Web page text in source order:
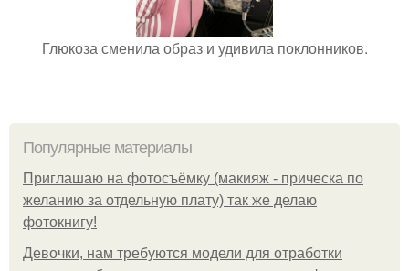
Глюкоза сменила образ и удивила поклонников.
Популярные материалы
Приглашаю на фотосъёмку (макияж - прическа по
желанию за отдельную плату) так же делаю
фотокнигу!
Девочки, нам требуются модели для отработки